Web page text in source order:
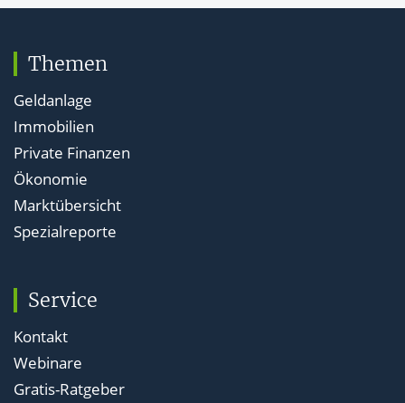
Themen
Geldanlage
Immobilien
Private Finanzen
Ökonomie
Marktübersicht
Spezialreporte
Service
Kontakt
Webinare
Gratis-Ratgeber